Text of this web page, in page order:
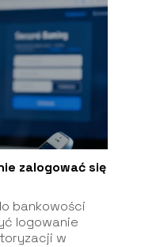
zalogować się
bankowości
logowanie
w